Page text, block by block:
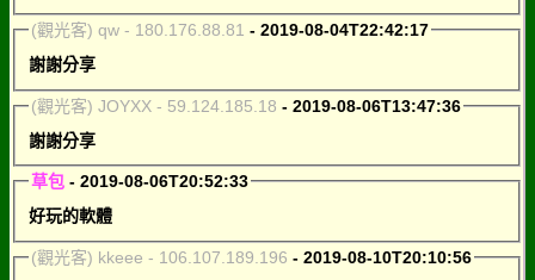
(觀光客) qw - 180.176.88.81 - 2019-08-04T22:42:17
謝謝分享
(觀光客) JOYXX - 59.124.185.18 - 2019-08-06T13:47:36
謝謝分享
草包- 2019-08-06T20:52:33
好玩的軟體
(觀光客) kkeee - 106.107.189.196 - 2019-08-10T20:10:56